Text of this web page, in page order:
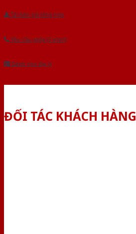
Tải báo giá tổng hợp
Yêu cầu gọi lại (3 phút)
Dành cho đại lý
ĐỐI TÁC KHÁCH HÀNG